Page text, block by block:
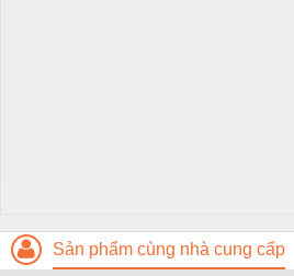
Sản phẩm cùng nhà cung cấp